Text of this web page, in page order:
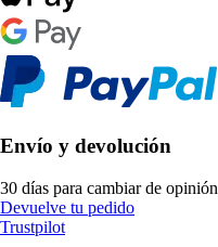
Envío y devolución
30 días para cambiar de opinión
Devuelve tu pedido
Trustpilot